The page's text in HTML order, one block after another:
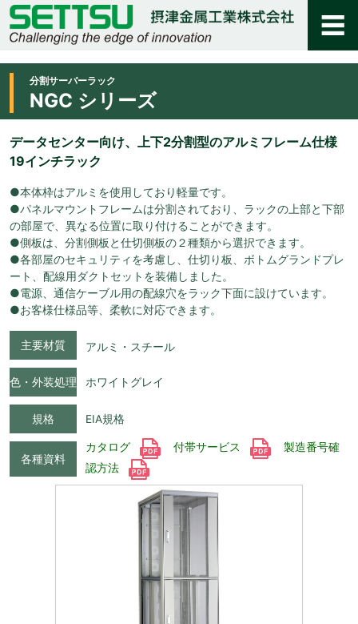
分割サーバーラック
NGC シリーズ
データセンター向け、上下2分割型のアルミフレーム仕様
19インチラック
●本体枠はアルミを使用しており軽量です。
●パネルマウントフレームは分割されており、ラックの上部と下部
の部屋で、異なる位置に取り付けることができます。
●側板は、分割側板と仕切側板の２種類から選択できます。
●各部屋のセキュリティを考慮し、仕切り板、ボトムグランドプレ
ート、配線用ダクトセットを装備しました。
●電源、通信ケーブル用の配線穴をラック下面に設けています。
●お客様仕様品等、柔軟に対応できます。
主要材質 アルミ・スチール
色・外装処理 ホワイトグレイ
規格 EIA規格
各種資料
カタログ 付帯サービス
製造番号確
認方法